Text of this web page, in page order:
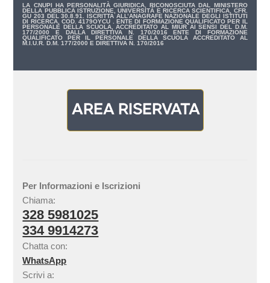
LA CNUPI HA PERSONALITÀ GIURIDICA, RICONOSCIUTA DAL MINISTERO
DELLA PUBBLICA ISTRUZIONE, UNIVERSITÀ E RICERCA SCIENTIFICA, CFR.
GU 203 DEL 30.8.91. ISCRITTA ALL’ANAGRAFE NAZIONALE DEGLI ISTITUTI
DI RICERCA, COD. 4179OYCU . ENTE DI FORMAZIONE QUALIFICATO PER IL
PERSONALE DELLA SCUOLA, ACCREDITATO AL MIUR AI SENSI DEL D.M.
177/2000 E DALLA DIRETTIVA N. 170/2016 ENTE DI FORMAZIONE
QUALIFICATO PER IL PERSONALE DELLA SCUOLA ACCREDITATO AL
M.I.U.R. D.M. 177/2000 E DIRETTIVA N. 170/2016
Per Informazioni e Iscrizioni
Chiama:
328 5981025
334 9914273
Chatta con:
WhatsApp
Scrivi a: